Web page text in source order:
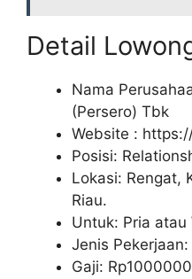
Detail
Nama
(Persero) Tbk
Website :
Posisi:
Lokasi: Rengat,
Riau.
Untuk: Pria atau
Jenis Pekerjaan:
Gaji: Rp